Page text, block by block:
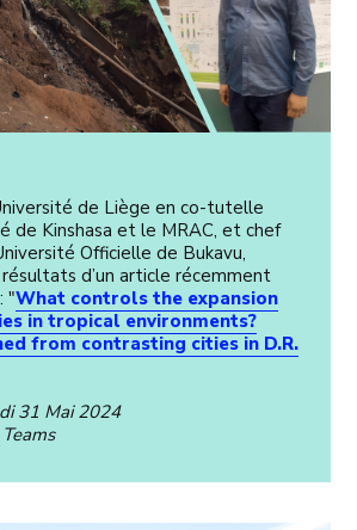
de Liège en co-tutelle
de Kinshasa et le MRAC, et chef
Officielle de Bukavu,
d’un article récemment
"What controls the expansion
in tropical environments?
from contrasting cities in D.R.
31 Mai 2024